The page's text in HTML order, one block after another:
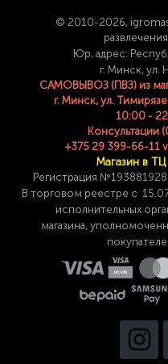
© 2010-2026,
Юр. адрес:
г. Минск, ул.
САМОВЫВОЗ (ПВЗ) из
г. Минск, ул.
10:00 -
Консультации
+375 29 399-66-11
Магазин в
Регистрация
В торговом реестре с
исполнительных
магазина,